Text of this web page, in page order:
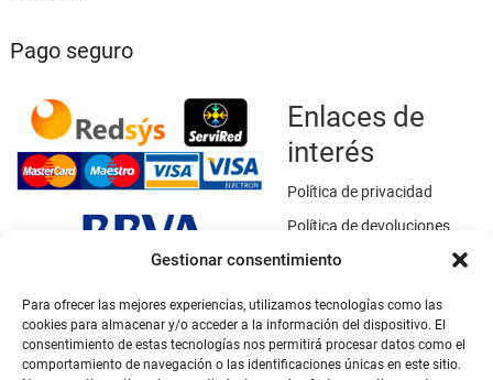
Gestionar consentimiento
Para ofrecer las mejores experiencias, utilizamos tecnologías como las
cookies para almacenar y/o acceder a la información del dispositivo. El
consentimiento de estas tecnologías nos permitirá procesar datos como el
comportamiento de navegación o las identificaciones únicas en este sitio.
Pago seguro
Enlaces de
interés
Política de privacidad
Política de devoluciones
Política de cookies
Aviso legal
Este sitio web utiliza SSL / TLS como medio de seguridad para el